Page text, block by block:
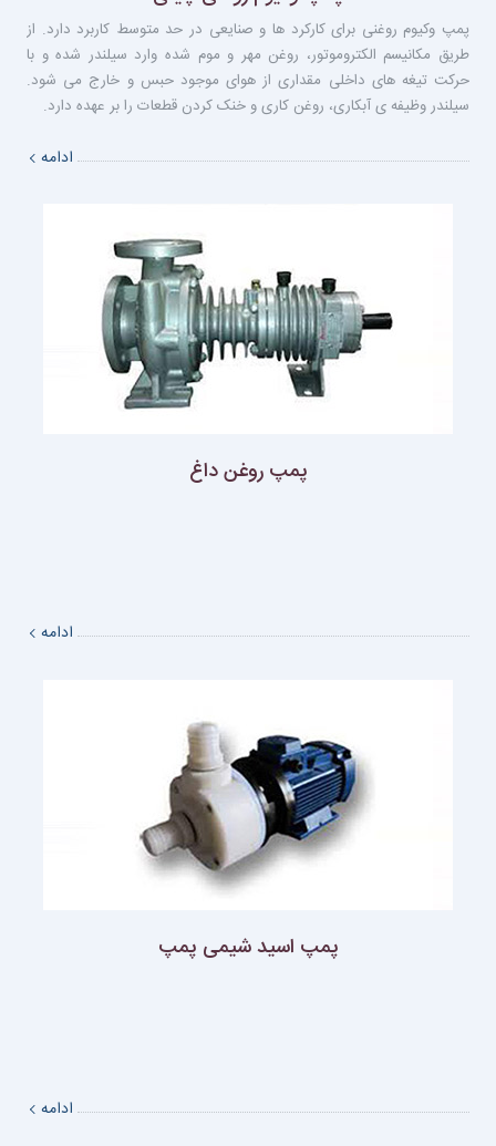
پمپ وکیوم روغنی برای کارکرد ها و صنایعی در حد متوسط کاربرد دارد. از
طریق مکانیسم الکتروموتور، روغن مهر و موم شده وارد سیلندر شده و با
حرکت تیغه های داخلی مقداری از هوای موجود حبس و خارج می شود.
سیلندر وظیفه ی آبکاری، روغن کاری و خنک کردن قطعات را بر عهده دارد.
ادامه
پمپ روغن داغ
ادامه
پمپ اسيد شيمی پمپ
ادامه